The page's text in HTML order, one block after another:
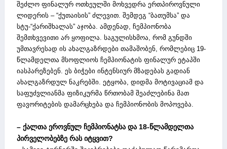
შეძლო ფინალურ ოთხეულში მოხვედრა ერთპიროვნული
ლიდერის – “ქუთაისის” ძლევით. შემდეგ “ბათუმსა” და
სტუ-“ქარიშხალას” აჯობა. ამდენად, ჩემპიონობა
შემთხვევითი არ ყოფილა. საგულისხმოა, რომ გუნდში
უმთავრესად ის ახალგაზრდები თამაშობენ, რომლებიც 19-
წლამდელთა მსოფლიოს ჩემპიონატის ფინალურ ეტაპში
იასპარეზებენ. ეს ბიჭები ინტენსიურ მზადებას გადიან
ახალგაზრდულ ნაკრებში. ეტყობა, დიდმა მოტივაციამ და
საფუძვლიანმა ფიზიკურმა წრთობამ შეაძლებინა მათ
ფავორიტების დამარცხება და ჩემპიონობის მოპოვება.
– ქალთა ეროვნულ ჩემპიონატსა და 18-წლამდელთა
პირველობებზე რას იტყვით?